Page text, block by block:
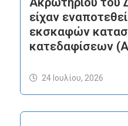
είχαν
εκσκαφών
κατεδαφίσεων
24 Ιουλίου, 2026